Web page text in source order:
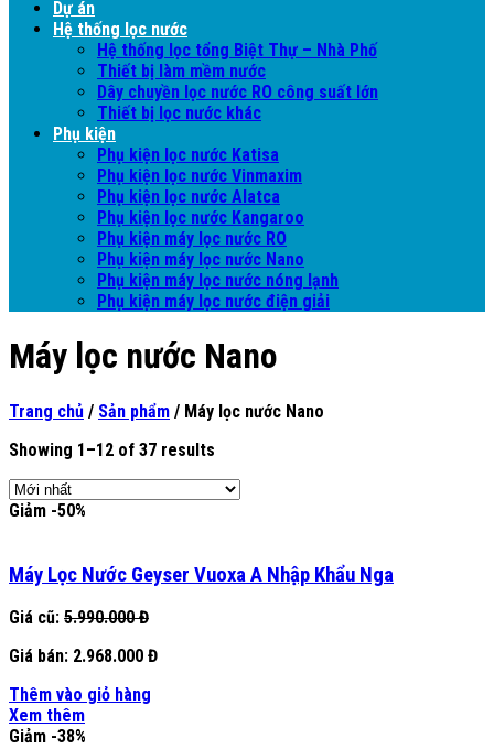
Dự án
Hệ thống lọc nước
Hệ thống lọc tổng Biệt Thự – Nhà Phố
Thiết bị làm mềm nước
Dây chuyền lọc nước RO công suất lớn
Thiết bị lọc nước khác
Phụ kiện
Phụ kiện lọc nước Katisa
Phụ kiện lọc nước Vinmaxim
Phụ kiện lọc nước Alatca
Phụ kiện lọc nước Kangaroo
Phụ kiện máy lọc nước RO
Phụ kiện máy lọc nước Nano
Phụ kiện máy lọc nước nóng lạnh
Phụ kiện máy lọc nước điện giải
Máy lọc nước Nano
Trang chủ / Sản phẩm / Máy lọc nước Nano
Showing 1–12 of 37 results
Giảm -50%
Máy Lọc Nước Geyser Vuoxa A Nhập Khẩu Nga
Giá cũ: 5.990.000 Đ
Giá bán: 2.968.000 Đ
Thêm vào giỏ hàng
Xem thêm
Giảm -38%